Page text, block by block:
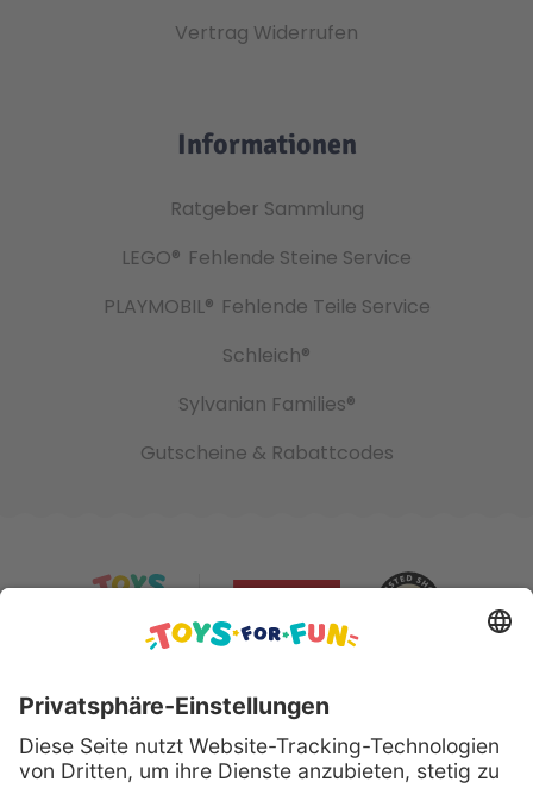
Vertrag Widerrufen
Informationen
Ratgeber Sammlung
LEGO® Fehlende Steine Service
PLAYMOBIL® Fehlende Teile Service
Schleich®
Sylvanian Families®
Gutscheine & Rabattcodes
Sicher bezahlen mit: